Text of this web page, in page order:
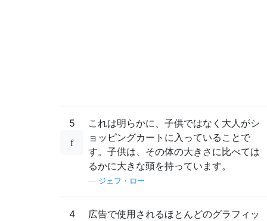
5
これは明らかに、子供ではなく大人がシ
ョッピングカートに入っていることで
す。子供は、その体の大きさに比べては
るかに大きな頭を持っています。
ジェフ・ロー
4
広告で使用されるほとんどのグラフィッ